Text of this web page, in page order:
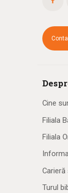
Cine
Filiala
Filiala
Turul